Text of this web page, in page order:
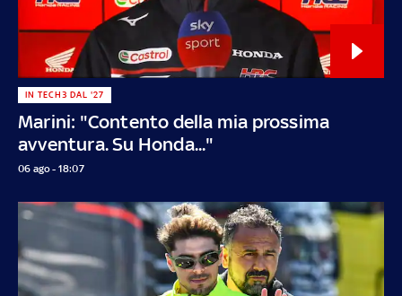
Marini: "Contento della mia prossima
avventura. Su Honda..."
IN TECH3 DAL '27
06 ago - 18:07